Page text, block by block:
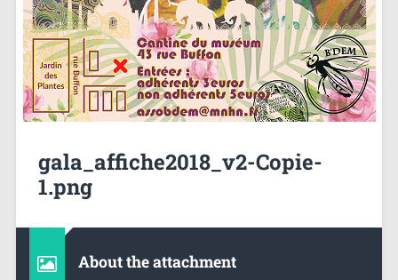
gala_affiche2018_v2-Copie-
1.png
About the attachment